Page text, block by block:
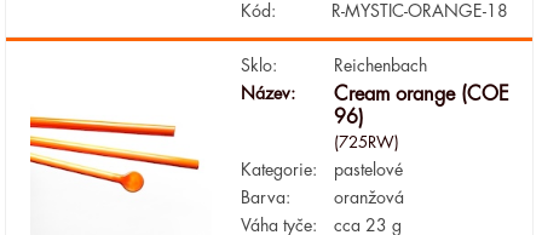
Kód: R-MYSTIC-ORANGE-18
Sklo:
Reichenbach
Název:
Cream orange (COE
96)
(725RW)
Kategorie:
pastelové
Barva:
oranžová
Váha tyče:
cca 23 g